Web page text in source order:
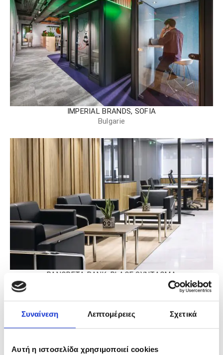
Συναίνεση Λεπτομέρειες Σχετικά
Αυτή η ιστοσελίδα χρησιμοποιεί cookies
IMPERIAL BRANDS, SOFIA
Bulgarie
PANCRETA BANK, PLACE SYNTAGMA